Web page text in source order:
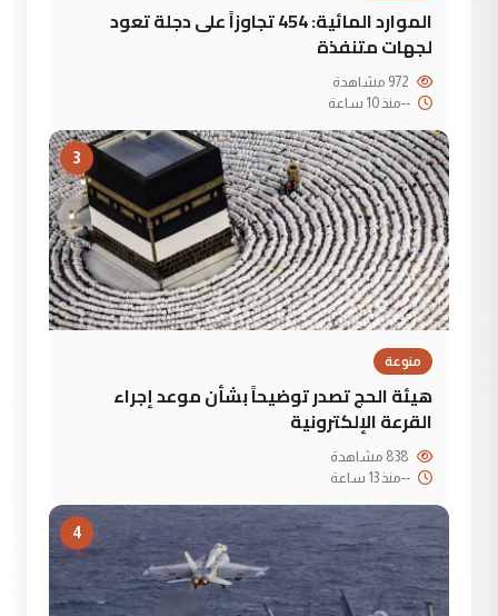
الموارد المائية: 454 تجاوزاً على دجلة تعود
لجهات متنفذة
--منذ 10 ساعة
3
منوعة
هيئة الحج تصدر توضيحاً بشأن موعد إجراء
القرعة الإلكترونية
--منذ 13 ساعة
4